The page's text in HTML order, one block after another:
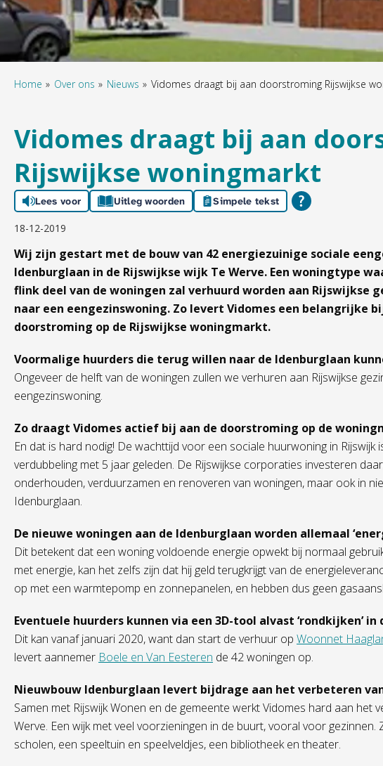
Home Over ons Nieuws Vidomes draagt bij aan doorstroming Rijswijkse
Vidomes draagt bij aan
Rijswijkse woningmarkt
Lees voor Uitleg woorden Simpele tekst
18-12-2019
Wij zijn gestart met de bouw van 42 energiezuinige sociale
Idenburglaan in de Rijswijkse wijk Te Werve. Een woningtype
flink deel van de woningen zal verhuurd worden aan Rijswijkse
naar een eengezinswoning. Zo levert Vidomes een belangrijke
doorstroming op de Rijswijkse woningmarkt.
Voormalige huurders die terug willen naar de Idenburglaan
Ongeveer de helft van de woningen zullen we verhuren aan Rijswijkse
eengezinswoning.
Zo draagt Vidomes actief bij aan de doorstroming op de
En dat is hard nodig! De wachttijd voor een sociale huurwoning in Rijswijk
verdubbeling met 5 jaar geleden. De Rijswijkse corporaties investeren
onderhouden, verduurzamen en renoveren van woningen, maar ook in
Idenburglaan.
De nieuwe woningen aan de Idenburglaan worden allemaal
Dit betekent dat een woning voldoende energie opwekt bij normaal
met energie, kan het zelfs zijn dat hij geld terugkrijgt van de
op met een warmtepomp en zonnepanelen, en hebben dus geen
Eventuele huurders kunnen via een 3D-tool alvast ‘rondkijken’ in
Dit kan vanaf januari 2020, want dan start de verhuur op Woonnet
levert aannemer Boele en Van Eesteren de 42 woningen op.
Nieuwbouw Idenburglaan levert bijdrage aan het verbeteren
Samen met Rijswijk Wonen en de gemeente werkt Vidomes hard aan het
Werve. Een wijk met veel voorzieningen in de buurt, vooral voor gezinnen.
scholen, een speeltuin en speelveldjes, een bibliotheek en theater.